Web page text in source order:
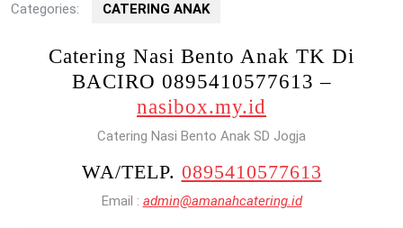
Categories: CATERING ANAK
Catering Nasi Bento Anak TK Di
BACIRO 0895410577613 –
nasibox.my.id
Catering Nasi Bento Anak SD Jogja
WA/TELP. 0895410577613
Email : admin@amanahcatering.id